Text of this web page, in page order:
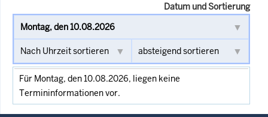
Datum und Sortierung
Für Montag, den 10.08.2026, liegen keine
Termininformationen vor.